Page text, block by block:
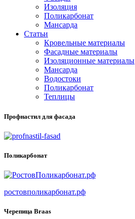
Изоляция
Поликарбонат
Мансарда
Статьи
Кровельные материалы
Фасадные материалы
Изоляционные материалы
Мансарда
Водостоки
Поликарбонат
Теплицы
Профнастил для фасада
Поликарбонат
ростовполикарбонат.рф
Черепица Braas